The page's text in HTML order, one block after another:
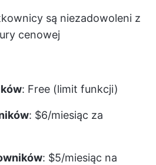
są niezadowoleni z
cenowej
: Free (limit funkcji)
: $6/miesiąc za
: $5/miesiąc na